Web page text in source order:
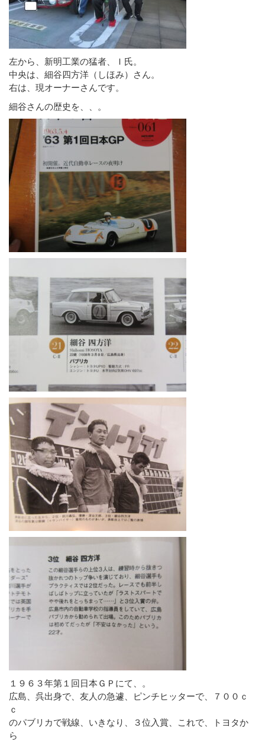
左から、新明工業の猛者、Ｉ氏。
中央は、細谷四方洋（しほみ）さん。
右は、現オーナーさんです。
細谷さんの歴史を、、。
１９６３年第１回日本ＧＰにて、。
広島、呉出身で、友人の急遽、ピンチヒッターで、７００ｃ
ｃ
のパブリカで戦線、いきなり、３位入賞、これで、トヨタか
ら